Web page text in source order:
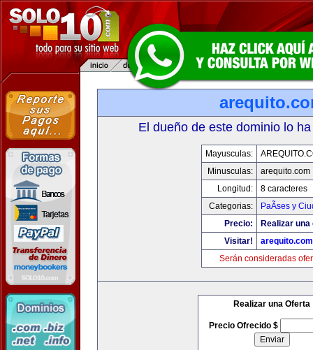
El dueño de este dominio lo
Mayusculas:
Minusculas:
arequito.com
Longitud:
8 caracteres
Categorias:
PaÃ­ses y
Precio:
Realizar
Visitar!
arequito.com
Serán consideradas
Realizar una Oferta
Precio Ofrecido $